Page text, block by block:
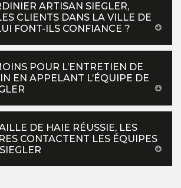
ARTISAN SIEGLER,
CLIENTS DANS LA VILLE DE
FONT-ILS CONFIANCE ?
POUR L’ENTRETIEN DE
EN APPELANT L’ÉQUIPE DE
DE HAIE RÉUSSIE, LES
CONTACTENT LES ÉQUIPES